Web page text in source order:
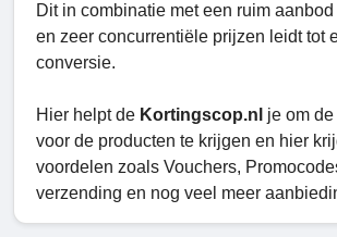
Dit in combinatie met een ruim
en zeer concurrentiële prijzen leidt tot
conversie.
Hier helpt de Kortingscop.nl je om
voor de producten te krijgen en hier
voordelen zoals Vouchers,
verzending en nog veel meer